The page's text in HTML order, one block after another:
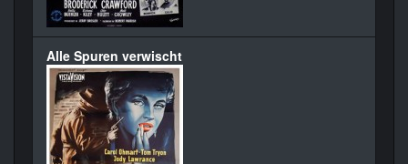
Alle Spuren verwischt